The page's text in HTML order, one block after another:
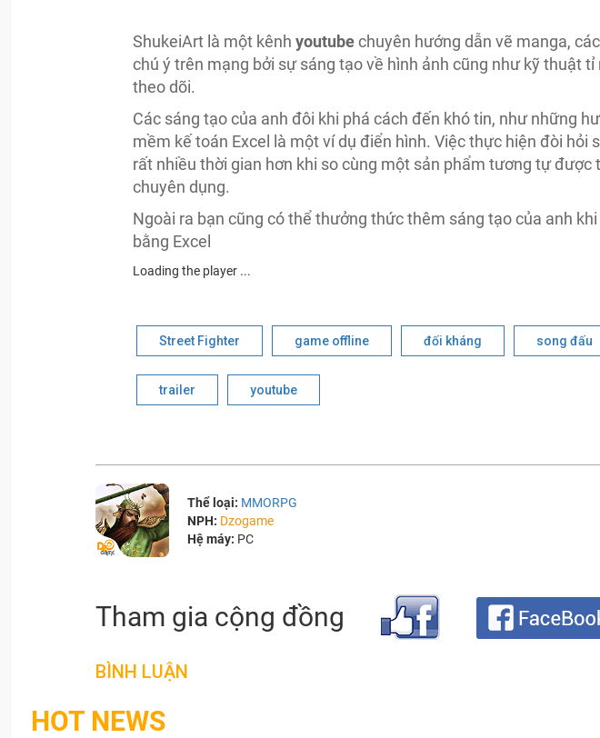
ShukeiArt là một kênhyoutubechuyên hướng dẫn vẽ manga,
chú ý trên mạng bởi sự sáng tạo về hình ảnh cũng như kỹ thuật
theo dõi.
Các sáng tạo của anh đôi khi phá cách đến khó tin, như những
mềm kế toán Excel là một ví dụ điển hình. Việc thực hiện đòi hỏi
rất nhiều thời gian hơn khi so cùng một sản phẩm tương tự được
chuyên dụng.
Ngoài ra bạn cũng có thể thưởng thức thêm sáng tạo của anh
bằng Excel
Loading the player ...
Street Fighter game offline đối kháng song đấu
trailer youtube
Thể loại: MMORPG
NPH: Dzogame
Hệ máy: PC
Tham gia cộng đồng
BÌNH LUẬN